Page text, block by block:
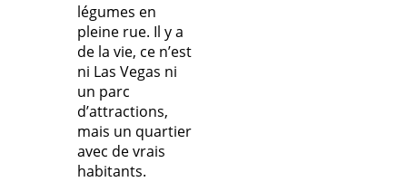
légumes en
pleine rue. Il y a
de la vie, ce n’est
ni Las Vegas ni
un parc
d’attractions,
mais un quartier
avec de vrais
habitants.